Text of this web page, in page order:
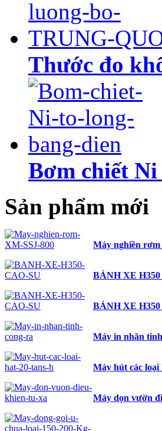
Thước đo
Bơm chiết
Sản phẩm mới
Máy nghiền rơm
BÁNH XE H350
BÁNH XE H350
Máy in nhãn
Máy hút các loại
Máy dọn vườn